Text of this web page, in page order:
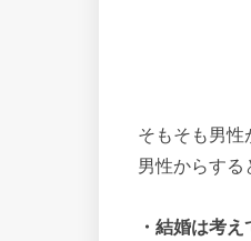
そもそも男性
男性からする
・結婚は考